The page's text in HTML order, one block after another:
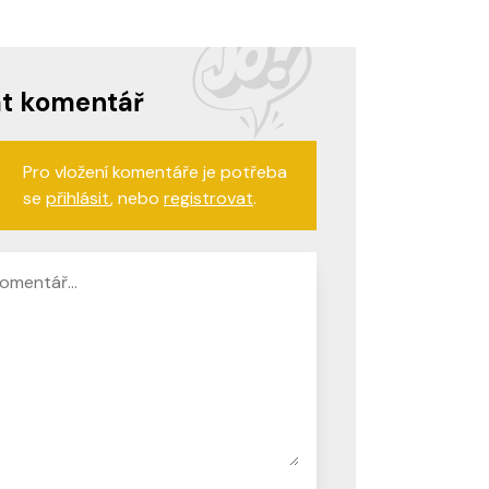
komentář
Pro vložení komentáře je potřeba
se přihlásit, nebo registrovat.